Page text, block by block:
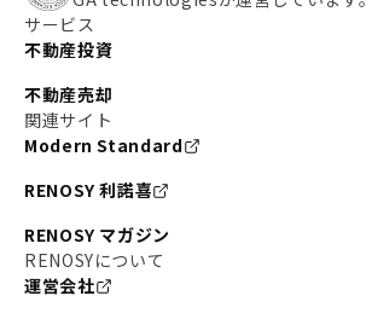
サービス
不動産投資
不動産売却
関連サイト
Modern Standard
RENOSY 利諾喜
RENOSY マガジン
RENOSYについて
運営会社